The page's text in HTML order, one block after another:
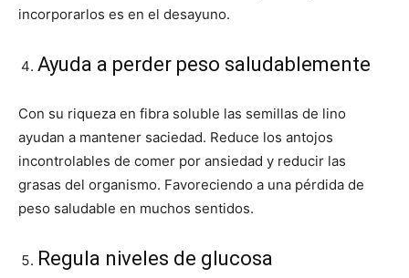
incorporarlos es en el desayuno.
Ayuda a perder peso saludablemente
Con su riqueza en fibra soluble las semillas de lino
ayudan a mantener saciedad. Reduce los antojos
incontrolables de comer por ansiedad y reducir las
grasas del organismo. Favoreciendo a una pérdida de
peso saludable en muchos sentidos.
Regula niveles de glucosa